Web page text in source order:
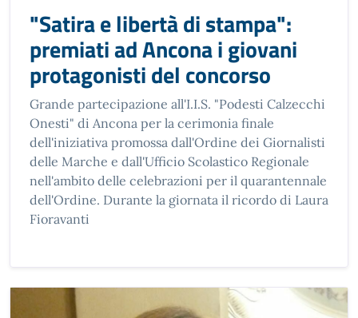
"Satira e libertà di stampa":
premiati ad Ancona i giovani
protagonisti del concorso
Grande partecipazione all'I.I.S. "Podesti Calzecchi
Onesti" di Ancona per la cerimonia finale
dell'iniziativa promossa dall'Ordine dei Giornalisti
delle Marche e dall'Ufficio Scolastico Regionale
nell'ambito delle celebrazioni per il quarantennale
dell'Ordine. Durante la giornata il ricordo di Laura
Fioravanti